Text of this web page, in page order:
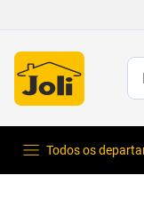
Todos os